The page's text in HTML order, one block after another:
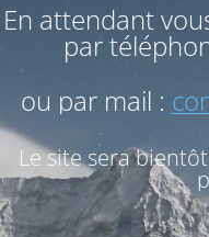
En attendant
par
ou par mail :
Le site sera